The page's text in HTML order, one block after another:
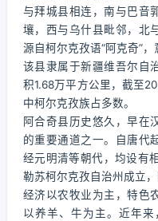
与拜城县相连，南与巴音
壤，西与乌什县毗邻，北
源自柯尔克孜语“阿克奇”，
该县隶属于新疆维吾尔自
积1.68万平方公里，截至
中柯尔克孜族占多数。
阿合奇县历史悠久，早在
的重要通道之一。自唐代
经元明清等朝代，均设有
勒苏柯尔克孜自治州成立
经济以农牧业为主，特色
以养羊、牛为主。近年